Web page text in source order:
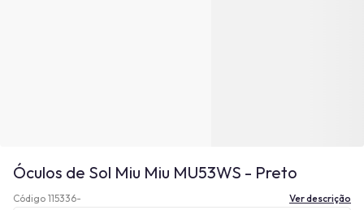
Óculos de Sol Miu Miu MU53WS - Preto
Código 115336- Ver descrição